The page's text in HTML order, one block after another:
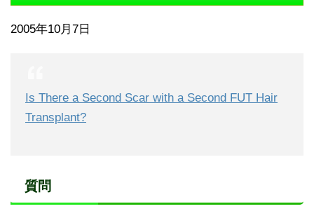
2005年10月7日
Is There a Second Scar with a Second FUT Hair
Transplant?
質問